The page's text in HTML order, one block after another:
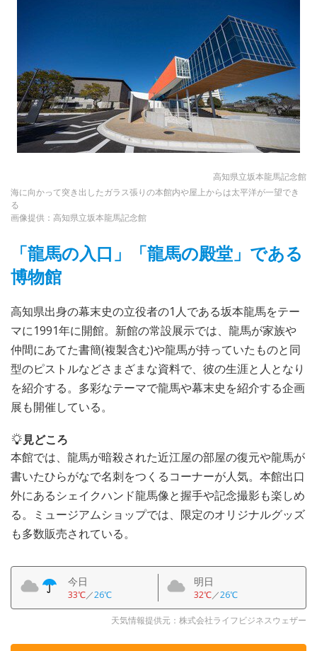
高知県立坂本龍馬記念館
海に向かって突き出したガラス張りの本館内や屋上からは太平洋が一望でき
る
画像提供：高知県立坂本龍馬記念館
「龍馬の入口」「龍馬の殿堂」である
博物館
高知県出身の幕末史の立役者の1人である坂本龍馬をテー
マに1991年に開館。新館の常設展示では、龍馬が家族や
仲間にあてた書簡(複製含む)や龍馬が持っていたものと同
型のピストルなどさまざまな資料で、彼の生涯と人となり
を紹介する。多彩なテーマで龍馬や幕末史を紹介する企画
展も開催している。
見どころ
本館では、龍馬が暗殺された近江屋の部屋の復元や龍馬が
書いたひらがなで名刺をつくるコーナーが人気。本館出口
外にあるシェイクハンド龍馬像と握手や記念撮影も楽しめ
る。ミュージアムショップでは、限定のオリジナルグッズ
も多数販売されている。
今日
33℃／26℃
明日
32℃／26℃
天気情報提供元：株式会社ライフビジネスウェザー